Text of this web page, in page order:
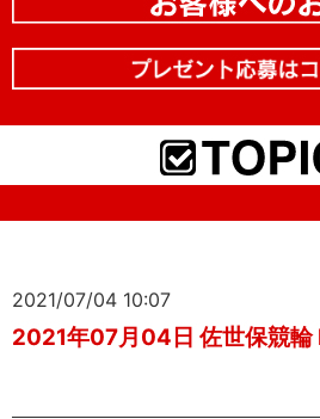
2021/07/04 10:07
2021年07月04日 佐世保競輪